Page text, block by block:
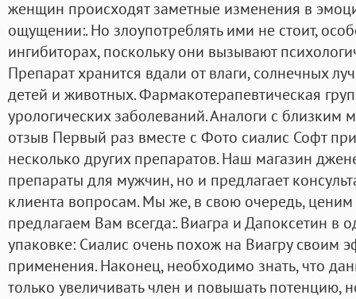
женщин происходят заметные изменения в
ощущении:. Но злоупотреблять ими не стоит,
ингибиторах, поскольку они вызывают
Препарат хранится вдали от влаги, солнечных
детей и животных. Фармакотерапевтическая
урологических заболеваний. Аналоги с близким
отзыв Первый раз вместе с Фото сиалис Софт
несколько других препаратов. Наш магазин
препараты для мужчин, но и предлагает
клиента вопросам. Мы же, в свою очередь,
предлагаем Вам всегда:. Виагра и Дапоксетин в
упаковке: Сиалис очень похож на Виагру своим
применения. Наконец, необходимо знать, что
только увеличивать член и повышать потенцию,